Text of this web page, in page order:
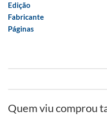
Edição
Fabricante
Páginas
Quem viu comprou